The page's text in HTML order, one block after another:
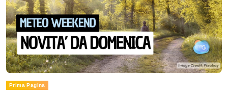
Prima Pagina